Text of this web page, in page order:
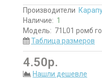
Производители
Наличие: 1
Модель: 71L01 ромб
Таблица размеров
4.50р.
Нашли дешевле